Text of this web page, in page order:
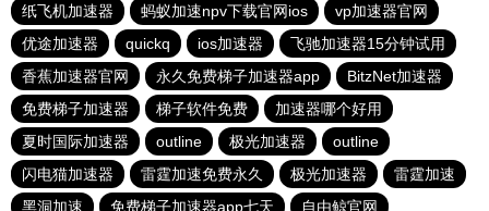
纸飞机加速器
蚂蚁加速npv下载官网ios
vp加速器官网
优途加速器
quickq ios加速器
飞驰加速器15分钟试用
香蕉加速器官网
永久免费梯子加速器app
BitzNet加速器
免费梯子加速器
梯子软件免费
加速器哪个好用
夏时国际加速器
outline 极光加速器
outline
闪电猫加速器
雷霆加速免费永久 极光加速器
雷霆加速
黑洞加速
免费梯子加速器app七天 自由鲸官网